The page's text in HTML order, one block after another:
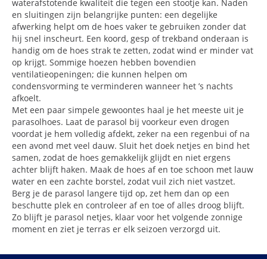
waterafstotende kwaliteit die tegen een stootje kan. Naden
en sluitingen zijn belangrijke punten: een degelijke
afwerking helpt om de hoes vaker te gebruiken zonder dat
hij snel inscheurt. Een koord, gesp of trekband onderaan is
handig om de hoes strak te zetten, zodat wind er minder vat
op krijgt. Sommige hoezen hebben bovendien
ventilatieopeningen; die kunnen helpen om
condensvorming te verminderen wanneer het ’s nachts
afkoelt.
Met een paar simpele gewoontes haal je het meeste uit je
parasolhoes. Laat de parasol bij voorkeur even drogen
voordat je hem volledig afdekt, zeker na een regenbui of na
een avond met veel dauw. Sluit het doek netjes en bind het
samen, zodat de hoes gemakkelijk glijdt en niet ergens
achter blijft haken. Maak de hoes af en toe schoon met lauw
water en een zachte borstel, zodat vuil zich niet vastzet.
Berg je de parasol langere tijd op, zet hem dan op een
beschutte plek en controleer af en toe of alles droog blijft.
Zo blijft je parasol netjes, klaar voor het volgende zonnige
moment en ziet je terras er elk seizoen verzorgd uit.